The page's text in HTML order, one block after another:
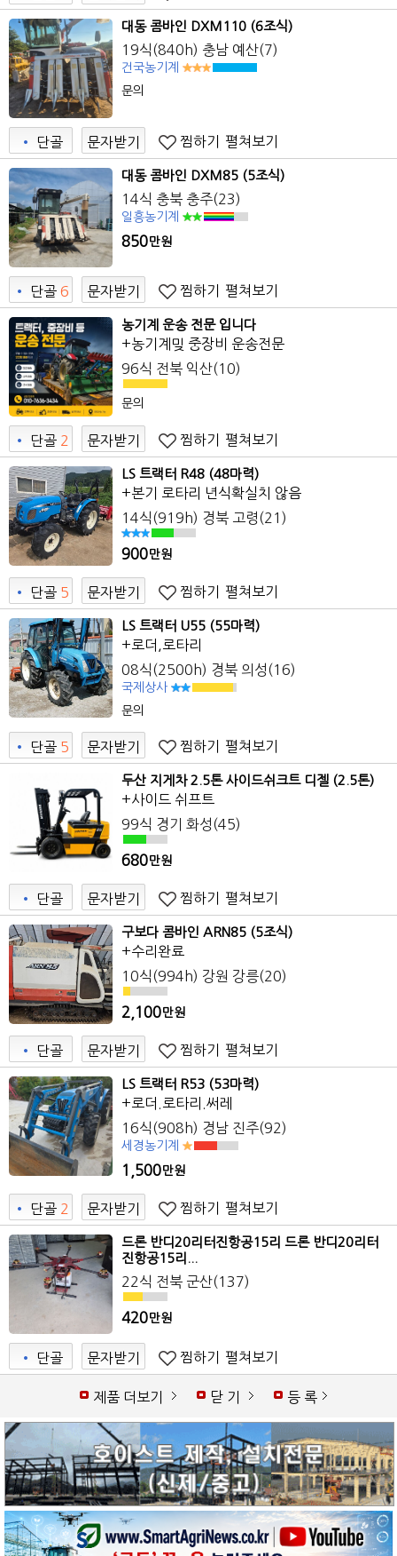
8
대동 콤바인 DXM110 (6조식)
19식(840h) 충남 예산(7)
건국농기계
문의
• 단골 문자받기 찜하기 펼쳐보기
대동 콤바인 DXM85 (5조식)
14식 충북 충주(23)
일흥농기계
850만원
• 단골 6
1
문자받기 찜하기 펼쳐보기
농기계 운송 전문 입니다
+농기계밎 중장비 운송전문
96식 전북 익산(10)
문의
• 단골 2 문자받기 찜하기 펼쳐보기
LS 트랙터 R48 (48마력)
+본기 로타리 년식확실치 않음
14식(919h) 경북 고령(21)
900만원
• 단골 5
2
문자받기 찜하기 펼쳐보기
LS 트랙터 U55 (55마력)
+로더,로타리
08식(2500h) 경북 의성(16)
국제상사
문의
• 단골 5
7
문자받기 찜하기 펼쳐보기
두산 지게차 2.5톤 사이드쉬크트 디젤 (2.5톤)
+사이드 쉬프트
99식 경기 화성(45)
680만원
• 단골 문자받기 찜하기 펼쳐보기
구보다 콤바인 ARN85 (5조식)
+수리완료
10식(994h) 강원 강릉(20)
2,100만원
• 단골 문자받기 찜하기 펼쳐보기
LS 트랙터 R53 (53마력)
+로더.로타리.써레
16식(908h) 경남 진주(92)
세경농기계
1,500만원
• 단골 2 문자받기 찜하기 펼쳐보기
드론 반디20리터진항공15리 드론 반디20리터
진항공15리...
22식 전북 군산(137)
420만원
• 단골 문자받기 찜하기 펼쳐보기
제품 더보기 닫 기 등 록